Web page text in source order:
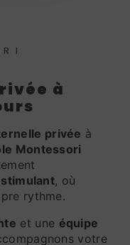
privée à
Montessori
stimulant, où
rythme.
et une équipe
votre